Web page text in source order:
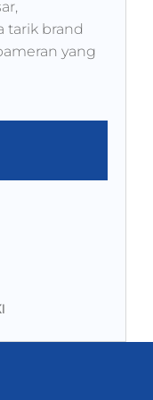
tarik brand
yang